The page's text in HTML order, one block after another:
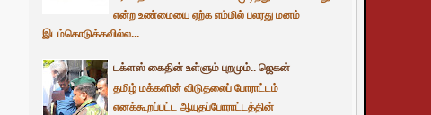
என்ற உண்மையை ஏற்க எம்மில் பலரது மனம்
இடம்கொடுக்கவில்ல...
டக்ளஸ் கைதின் உள்ளும் புறமும்.. ஜெகன்
தமிழ் மக்களின் விடுதலைப் போராட்டம்
எனக்கூறப்பட்ட ஆயுதப்போராட்டத்தின்